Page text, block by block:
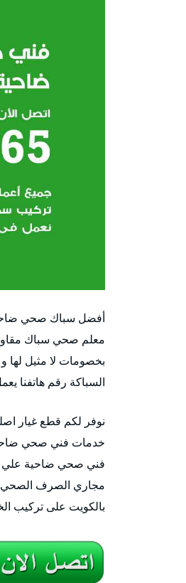
أفضل سباك صحي
معلم صحي سباك
بخصومات لا مثيل
السباكة رقم هاتفنا يعمل 24 ساعة مقاول أدوات صحية ضاحية علي صباح
نوفر لكم قطع غيار
مجاري الصرف الصحي
بالكويت على تركيب